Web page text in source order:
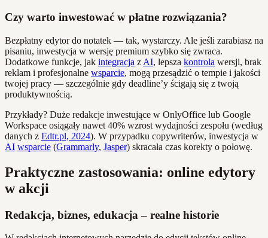
Czy warto inwestować w płatne rozwiązania?
Bezpłatny edytor do notatek — tak, wystarczy. Ale jeśli zarabiasz na
pisaniu, inwestycja w wersję premium szybko się zwraca.
Dodatkowe funkcje, jak integracja z AI, lepsza kontrola wersji, brak
reklam i profesjonalne wsparcie, mogą przesądzić o tempie i jakości
twojej pracy — szczególnie gdy deadline’y ścigają się z twoją
produktywnością.
Przykłady? Duże redakcje inwestujące w OnlyOffice lub Google
Workspace osiągały nawet 40% wzrost wydajności zespołu (według
danych z Edtr.pl, 2024). W przypadku copywriterów, inwestycja w
AI wsparcie (Grammarly, Jasper) skracała czas korekty o połowę.
Praktyczne zastosowania: online edytory
w akcji
Redakcja, biznes, edukacja – realne historie